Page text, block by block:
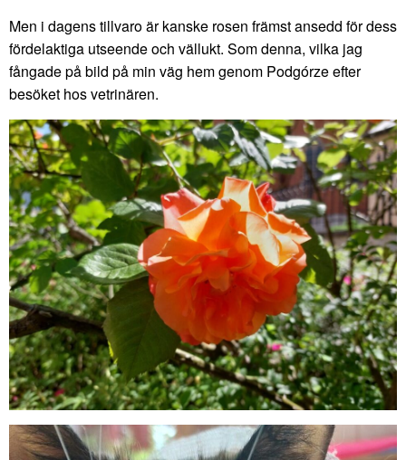
Men i dagens tillvaro är kanske rosen främst ansedd för dess
fördelaktiga utseende och vällukt. Som denna, vilka jag
fångade på bild på min väg hem genom Podgórze efter
besöket hos vetrinären.